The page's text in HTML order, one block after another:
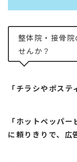
整体院・接骨
せんか？
「チラシやポス
「ホットペッパ
に頼りきりで、広